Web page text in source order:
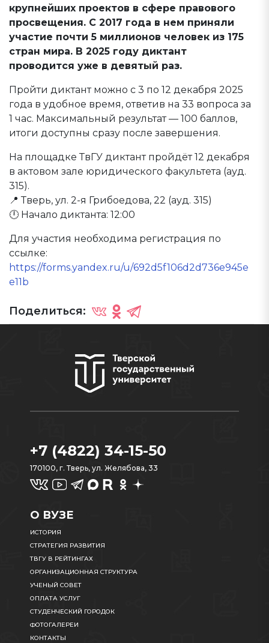
крупнейших проектов в сфере правового
просвещения. С 2017 года в нем приняли
участие почти 5 миллионов человек из 175
стран мира. В 2025 году диктант
проводится уже в девятый раз.
Пройти диктант можно с 3 по 12 декабря 2025
года в удобное время, ответив на 33 вопроса за
1 час. Максимальный результат — 100 баллов,
итоги доступны сразу после завершения.
На площадке ТвГУ диктант пройдёт 12 декабря
в актовом зале юридического факультета (ауд.
315).
📍 Тверь, ул. 2-я Грибоедова, 22 (ауд. 315)
🕛 Начало диктанта: 12:00
Для участия необходима регистрация по
ссылке:
https://forms.yandex.ru/u/692d5f106d2d736e945e
e11b
Поделиться:
+7 (4822) 34-15-50
170100, г. Тверь, ул. Желябова, 33
О ВУЗЕ
ИСТОРИЯ
СТРАТЕГИЯ РАЗВИТИЯ
ТВГУ В РЕЙТИНГАХ
ОРГАНИЗАЦИОННАЯ СТРУКТУРА
УЧЕНЫЙ СОВЕТ
ОПЛАТА УСЛУГ
СТУДЕНЧЕСКИЙ ГОРОДОК
ФОТОГАЛЕРЕИ
КОНТАКТЫ